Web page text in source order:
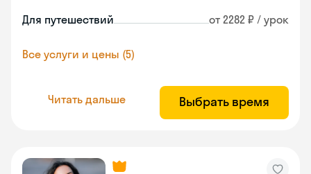
Для путешествий от 2282 ₽ / урок
Все услуги и цены (5)
Читать дальше Выбрать время